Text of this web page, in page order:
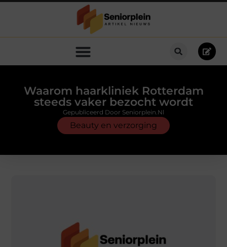
Waarom haarkliniek Rotterdam
steeds vaker bezocht wordt
Beauty en verzorging
Gepubliceerd Door Seniorplein.nl